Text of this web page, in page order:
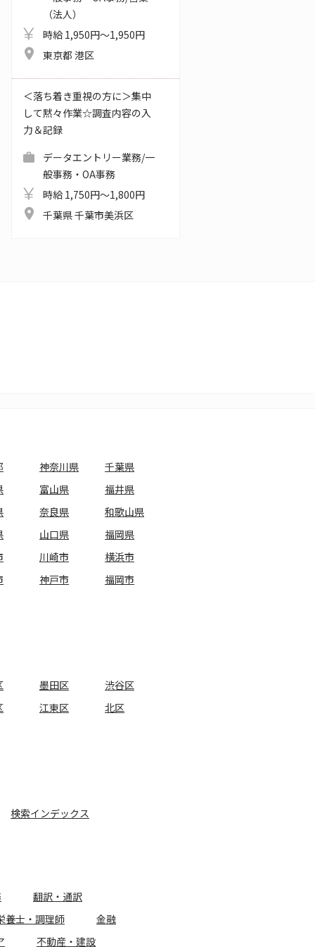
（法人）
時給 1,950円～1,950円
東京都 港区
＜落ち着き重視の方に＞集中
して黙々作業☆調査内容の入
力＆記録
データエントリー業務/一
般事務・OA事務
時給 1,750円～1,800円
千葉県 千葉市美浜区
神奈川県
千葉県
富山県
福井県
奈良県
和歌山県
山口県
福岡県
川崎市
横浜市
神戸市
福岡市
墨田区
渋谷区
江東区
北区
検索インデックス
翻訳・通訳
養士・調理師
金融
不動産・建設